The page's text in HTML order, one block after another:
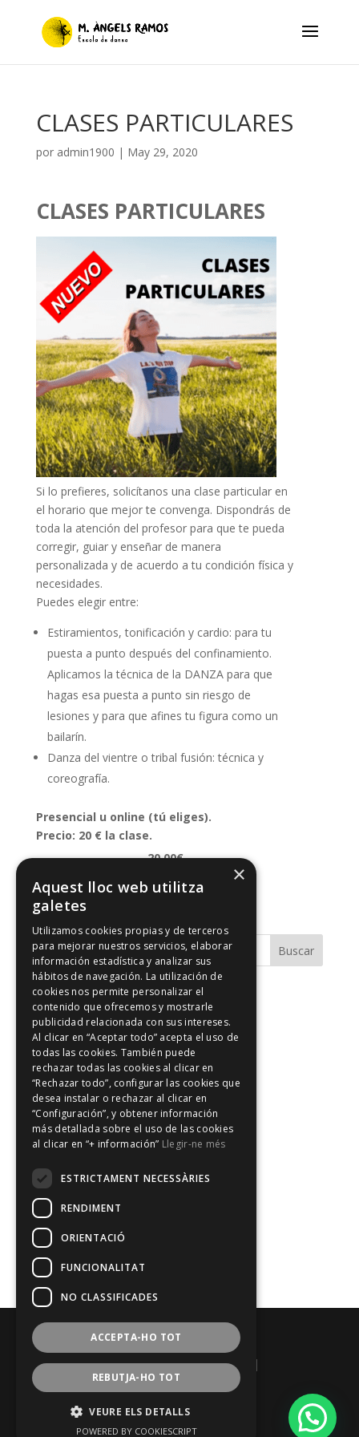
CLASES PARTICULARES
por admin1900 | May 29, 2020
CLASES PARTICULARES
Si lo prefieres, solicítanos una clase particular en
el horario que mejor te convenga. Dispondrás de
toda la atención del profesor para que te pueda
corregir, guiar y enseñar de manera
personalizada y de acuerdo a tu condición física y
necesidades.
Puedes elegir entre:
Estiramientos, tonificación y cardio: para tu
puesta a punto después del confinamiento.
Aplicamos la técnica de la DANZA para que
hagas esa puesta a punto sin riesgo de
lesiones y para que afines tu figura como un
bailarín.
Danza del vientre o tribal fusión: técnica y
coreografía.
Presencial u online (tú eliges).
Precio: 20 € la clase.
20.00€
Comprar ahora
Comentarios recientes
Archivos
Categorías
No hay categorías
Acceder
Feed de entradas
Feed de comentarios
WordPress.org
|Diseño web:esanweb.com
|
|Aviso legal|
|Política de privacidad
×
Aquest lloc web utilitza
galetes
Utilizamos cookies propias y de terceros
para mejorar nuestros servicios, elaborar
información estadística y analizar sus
hábitos de navegación. La utilización de
cookies nos permite personalizar el
contenido que ofrecemos y mostrarle
publicidad relacionada con sus intereses.
Al clicar en “Aceptar todo” acepta el uso de
todas las cookies. También puede
rechazar todas las cookies al clicar en
“Rechazar todo”, configurar las cookies que
desea instalar o rechazar al clicar en
“Configuración”, y obtener información
más detallada sobre el uso de las cookies
al clicar en “+ información” Llegir-ne més
ESTRICTAMENT NECESSÀRIES
RENDIMENT
ORIENTACIÓ
FUNCIONALITAT
NO CLASSIFICADES
ACCEPTA-HO TOT
REBUTJA-HO TOT
VEURE ELS DETALLS
POWERED BY COOKIESCRIPT